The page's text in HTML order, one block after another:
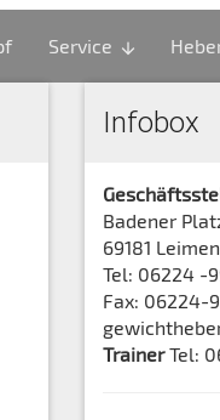
Service arrow_downward
Infobox
Badener
69181 Leimen
Tel: 06224 -
Fax: 06224-
TrainerTel: